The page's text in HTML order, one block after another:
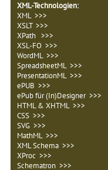
XML-Technologien:
XML >>>
XSLT >>>
XPath >>>
XSL-FO >>>
WordML >>>
SpreadsheetML >>>
PresentationML >>>
ePUB >>>
ePub für (In)Designer >>>
HTML & XHTML >>>
CSS >>>
SVG >>>
MathML >>>
XML Schema >>>
XProc >>>
Schematron >>>